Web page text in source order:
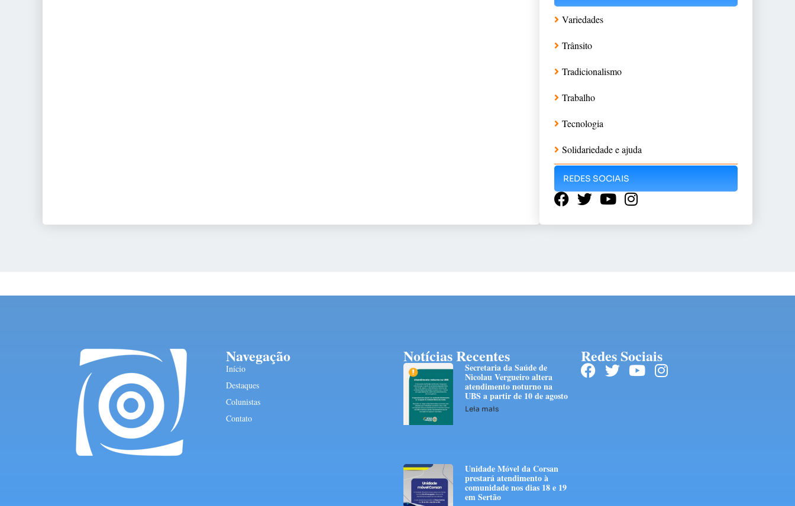
Variedades
Trânsito
Tradicionalismo
Trabalho
Tecnologia
Solidariedade e ajuda
REDES SOCIAIS
Navegação
Início
Destaques
Colunistas
Contato
Notícias Recentes
Secretaria da Saúde de
Nicolau Vergueiro altera
atendimento noturno na
UBS a partir de 10 de agosto
Leia mais
Unidade Móvel da Corsan
prestará atendimento à
comunidade nos dias 18 e 19
em Sertão
Redes Sociais